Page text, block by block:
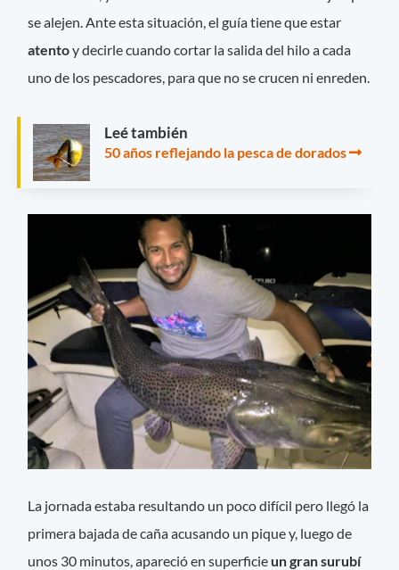
se alejen. Ante esta situación, el guía tiene que estar
atentoy decirle cuando cortar la salida del hilo a cada
uno de los pescadores, para que no se crucen ni enreden.
Leé también
50 años reflejando la pesca de dorados
La jornada estaba resultando un poco difícil pero llegó la
primera bajada de caña acusando un pique y, luego de
unos 30 minutos, apareció en superficie un gran surubí